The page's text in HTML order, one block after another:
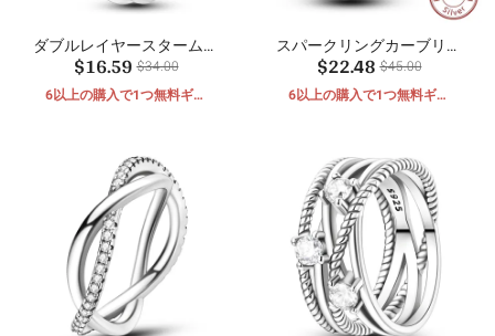
ダブルレイヤースタームー
ンリング
$16.59 $34.00
6以上の購入で1つ無料ギフ
スパークリングカーブリン
グ
$22.48 $45.00
6以上の購入で1つ無料ギフ